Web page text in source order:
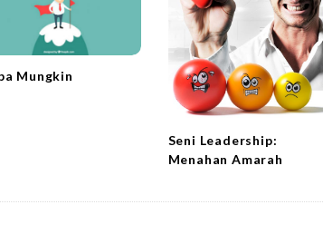
Mungkin
Seni Leadership:
Menahan Amarah